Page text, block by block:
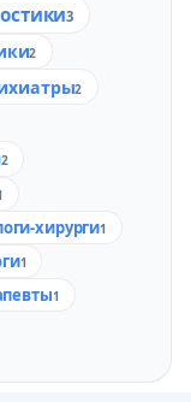
3
2
2
2
хирурги1
1
1